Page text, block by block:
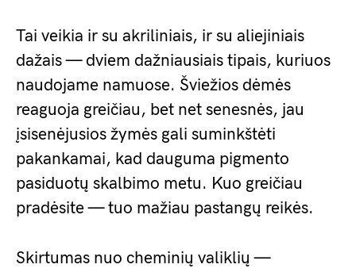
Tai veikia ir su akriliniais, ir su aliejiniais
dažais — dviem dažniausiais tipais, kuriuos
naudojame namuose. Šviežios dėmės
reaguoja greičiau, bet net senesnės, jau
įsisenėjusios žymės gali suminkštėti
pakankamai, kad dauguma pigmento
pasiduotų skalbimo metu. Kuo greičiau
pradėsite — tuo mažiau pastangų reikės.
Skirtumas nuo cheminių valiklių —